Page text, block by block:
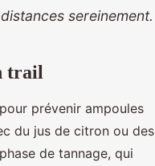
sereinement.
trail
prévenir ampoules
du jus de citron ou des
de tannage, qui